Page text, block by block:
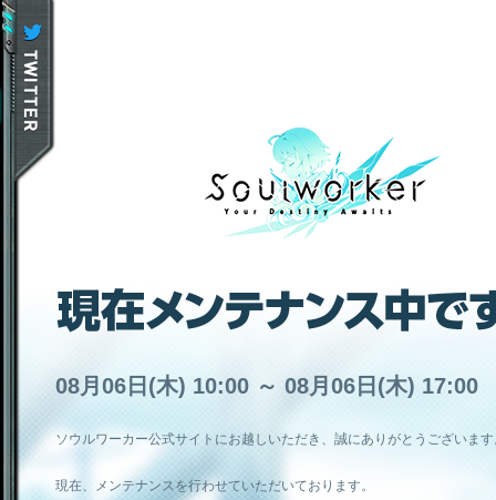
08月06日(木) 10:00 ～ 08月06日(木) 17:00
ソウルワーカー公式サイトにお越しいただき、誠にありがとうございま
現在、メンテナンスを行わせていただいております。